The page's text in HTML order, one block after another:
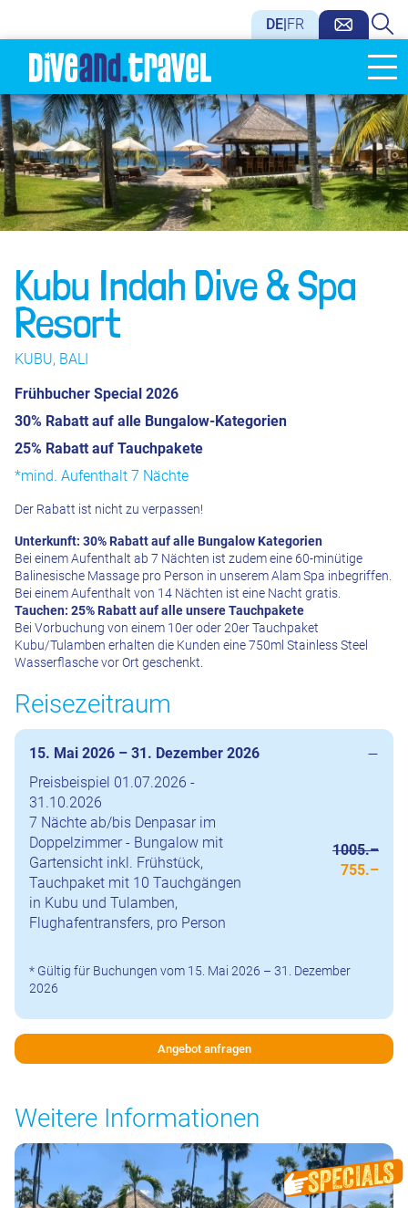
DE FR
Kubu Indah Dive & Spa
Resort
KUBU, BALI
Frühbucher Special 2026
30% Rabatt auf alle Bungalow-Kategorien
25% Rabatt auf Tauchpakete
*mind. Aufenthalt 7 Nächte
Der Rabatt ist nicht zu verpassen!
Unterkunft: 30% Rabatt auf alle Bungalow Kategorien
Bei einem Aufenthalt ab 7 Nächten ist zudem eine 60-minütige
Balinesische Massage pro Person in unserem Alam Spa inbegriffen.
Bei einem Aufenthalt von 14 Nächten ist eine Nacht gratis.
Tauchen: 25% Rabatt auf alle unsere Tauchpakete
Bei Vorbuchung von einem 10er oder 20er Tauchpaket
Kubu/Tulamben erhalten die Kunden eine 750ml Stainless Steel
Wasserflasche vor Ort geschenkt.
Reisezeitraum
15. Mai 2026 – 31. Dezember 2026
Preisbeispiel 01.07.2026 -
31.10.2026
7 Nächte ab/bis Denpasar im
Doppelzimmer - Bungalow mit
Gartensicht inkl. Frühstück,
Tauchpaket mit 10 Tauchgängen
in Kubu und Tulamben,
Flughafentransfers, pro Person
1005.–
755.–
* Gültig für Buchungen vom 15. Mai 2026 – 31. Dezember
2026
Angebot anfragen
Weitere Informationen